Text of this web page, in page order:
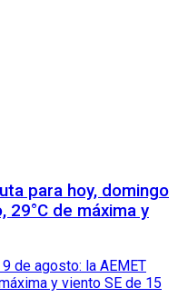
para hoy, domingo
de máxima y